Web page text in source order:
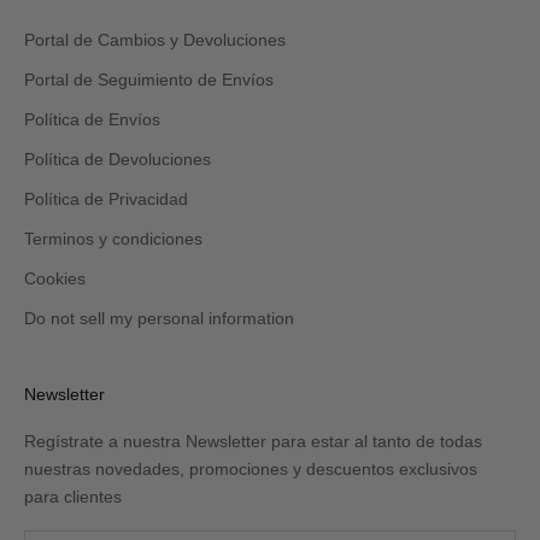
carpeta
de
promociones
spam.
Portal de Cambios y Devoluciones
Portal de Seguimiento de Envíos
Política de Envíos
Política de Devoluciones
Política de Privacidad
Terminos y condiciones
Cookies
Do not sell my personal information
Newsletter
Regístrate a nuestra Newsletter para estar al tanto de todas
nuestras novedades, promociones y descuentos exclusivos
para clientes